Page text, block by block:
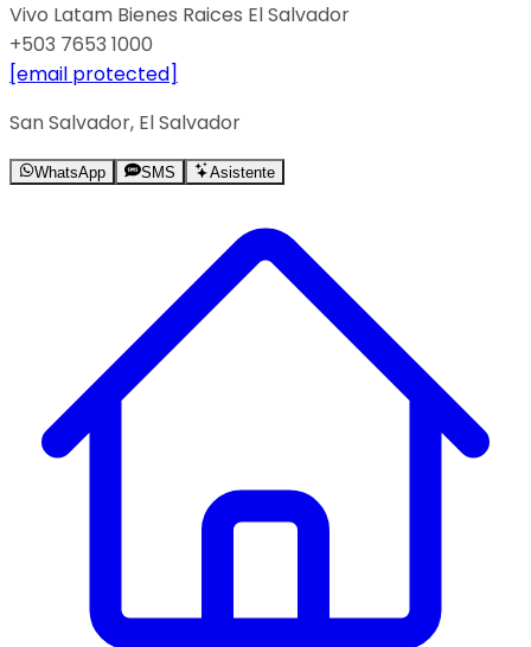
Vivo Latam Bienes Raices El Salvador
+503 7653 1000
[email protected]
San Salvador, El Salvador
WhatsApp SMS Asistente